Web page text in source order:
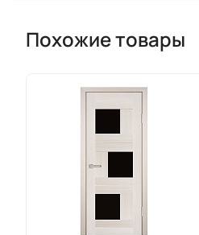
Похожие товары